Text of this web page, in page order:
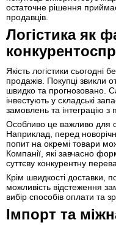
остаточне рішення
продавців.
Логістика як
Якість логістики сьогодні
продажів. Покупці звикли
швидко та прогнозовано.
інвестують у складські
замовлень та інтеграцію
Особливо це важливо для
Наприклад, перед
попит на окремі товари
Компанії, які завчасно
суттєву конкурентну
Крім швидкості доставки,
можливість відстеження
вибір способів оплати та
Імпорт та